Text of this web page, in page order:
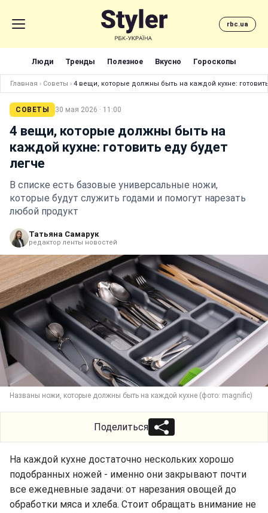
rbc.ua
Люди Тренды Полезное Вкусно Гороскопы
Главная › Советы › 4 вещи, которые должны быть на каждой кухне:
СОВЕТЫ 30 мая 2026 · 11:00
4 вещи, которые должны быть на
каждой кухне: готовить еду будет
легче
В списке есть базовые универсальные ножи,
которые будут служить годами и помогут нарезать
любой продукт
Татьяна Самарук
редактор ленты новостей
Названы ножи, которые должны быть на каждой кухне (фото: magnific)
Поделиться
На каждой кухне достаточно нескольких хорошо
подобранных ножей - именно они закрывают почти
все ежедневные задачи: от нарезания овощей до
обработки мяса и хлеба. Стоит обращать внимание не